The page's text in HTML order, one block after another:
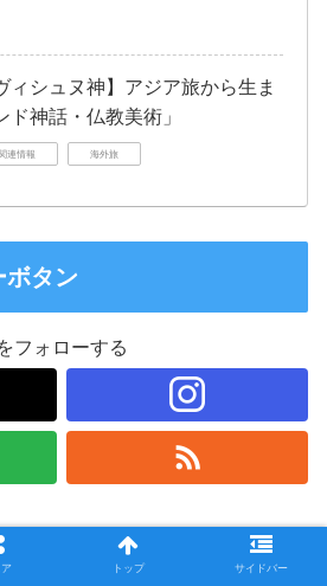
ィシュヌ神】アジア旅から生ま
神話・仏教美術」
連情報 海外旅
ボタン
フォローする
トップ サイドバー